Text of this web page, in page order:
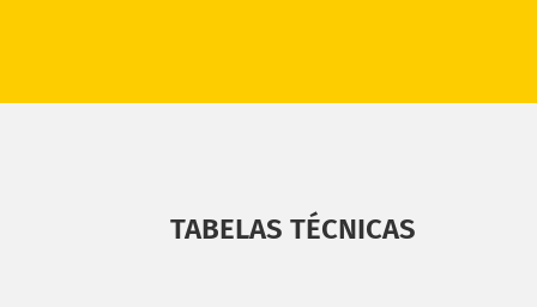
TABELAS TÉCNICAS